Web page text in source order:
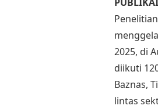
2025, di
diikuti
Baznas,
lintas